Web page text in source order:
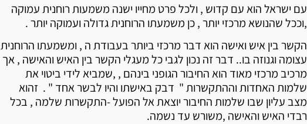
עם ישראל הוא עם קדוש , ולכל פרט מחייו ישנה משמעות רוחנית עמוקה
,וככל שהנושא מרכזי יותר , כן משמעתו הרוחנית גדולה ועמוקה יותר .
הקשר בין איש ואישה הוא דבר מרכזי ביותר בעבודת ה , ומשמעתו הרוחנית
עצומה וגנוזה בו.. דבר זה נכון לגבי כל מעגלי הקשר בין האיש והאישה , אך
מרכיב מרכזי מאוד הוא החיבור הגופני בינהם , ,שמביא לידי ביטוי את
שלמות האחדות וההתקשרות " דבק באישתו והיו לבשר אחד " . זהוא
מצב עליון שבו שלמות החיבור יוצאת אל הפועל -התקשרות שלמה , בכל
רבדי האיש והאישה ,משורש עד נשמה.